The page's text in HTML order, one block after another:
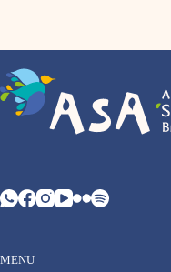
MENU